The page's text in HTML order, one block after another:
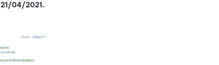
21/04/2021.